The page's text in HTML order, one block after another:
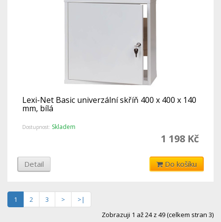
Lexi-Net Basic univerzální skříň 400 x 400 x 140
mm, bílá
Dostupnost: Skladem
1 198 Kč
Detail Do košíku
1 2 3 >
>|
Zobrazuji 1 až 24 z 49 (celkem stran 3)